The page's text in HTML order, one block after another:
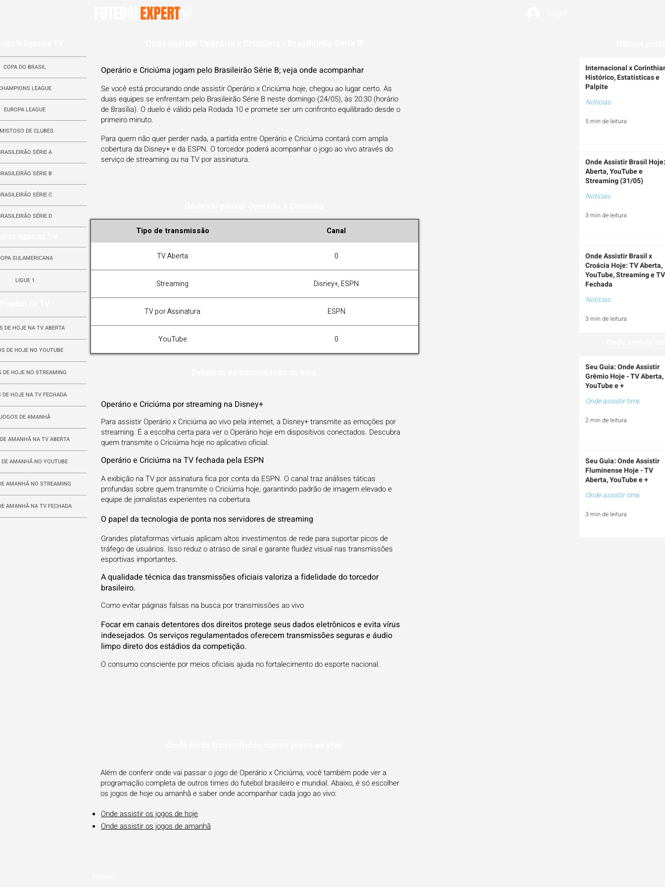
COPA DO BRASIL
LEAGUE
EUROPA LEAGUE
DE CLUBES
SÉRIE A
SÉRIE B
SÉRIE C
SÉRIE D
SULAMERICANA
LIGUE 1
DE HOJE NA TV ABERTA
DE HOJE NO YOUTUBE
DE HOJE NO STREAMING
DE HOJE NA TV FECHADA
DE AMANHÃ
AMANHÃ NA TV ABERTA
AMANHÃ NO YOUTUBE
AMANHÃ NO STREAMING
AMANHÃ NA TV FECHADA
Operário e Criciúma jogam pelo Brasileirão Série B; veja onde acompanhar
Se você está procurando onde assistir Operário x Criciúma hoje, chegou ao lugar certo. As
duas equipes se enfrentam pelo Brasileirão Série B neste domingo (24/05), às 20:30 (horário
de Brasília). O duelo é válido pela Rodada 10 e promete ser um confronto equilibrado desde o
primeiro minuto.
Para quem não quer perder nada, a partida entre Operário e Criciúma contará com ampla
cobertura da Disney+ e da ESPN. O torcedor poderá acompanhar o jogo ao vivo através do
serviço de streaming ou na TV por assinatura.
Tipo de transmissão Canal
TV Aberta 0
Streaming Disney+, ESPN
TV por Assinatura ESPN
YouTube 0
Operário e Criciúma por streaming na Disney+
Para assistir Operário x Criciúma ao vivo pela internet, a Disney+ transmite as emoções por
streaming. É a escolha certa para ver o Operário hoje em dispositivos conectados. Descubra
quem transmite o Criciúma hoje no aplicativo oficial.
Operário e Criciúma na TV fechada pela ESPN
A exibição na TV por assinatura fica por conta da ESPN. O canal traz análises táticas
profundas sobre quem transmite o Criciúma hoje, garantindo padrão de imagem elevado e
equipe de jornalistas experientes na cobertura.
O papel da tecnologia de ponta nos servidores de streaming
Grandes plataformas virtuais aplicam altos investimentos de rede para suportar picos de
tráfego de usuários. Isso reduz o atraso de sinal e garante fluidez visual nas transmissões
esportivas importantes.
A qualidade técnica das transmissões oficiais valoriza a fidelidade do torcedor
brasileiro.
Como evitar páginas falsas na busca por transmissões ao vivo
Focar em canais detentores dos direitos protege seus dados eletrônicos e evita vírus
indesejados. Os serviços regulamentados oferecem transmissões seguras e áudio
limpo direto dos estádios da competição.
O consumo consciente por meios oficiais ajuda no fortalecimento do esporte nacional.
Internacional x
Histórico, Estatísticas e
Palpite
Notícias
5 min de leitura
Onde Assistir Brasil
Aberta, YouTube e
Streaming (31/05)
Notícias
3 min de leitura
Onde Assistir Brasil x
Croácia Hoje: TV Aberta,
YouTube, Streaming e TV
Fechada
Notícias
3 min de leitura
Seu Guia: Onde Assistir
Grêmio Hoje - TV Aberta,
YouTube e +
Onde assistir time
2 min de leitura
Seu Guia: Onde Assistir
Fluminense Hoje - TV
Aberta, YouTube e +
Onde assistir time
3 min de leitura
Além de conferir onde vai passar o jogo de Operário x Criciúma, você também pode ver a
programação completa de outros times do futebol brasileiro e mundial. Abaixo, é só escolher
os jogos de hoje ou amanhã e saber onde acompanhar cada jogo ao vivo:
Onde assistir os jogos de hoje
Onde assistir os jogos de amanhã